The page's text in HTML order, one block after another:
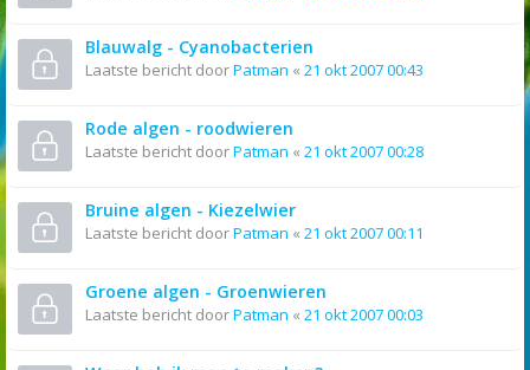
Blauwalg - Cyanobacterien
Laatste bericht doorPatman « 21 okt 2007 00:43
Rode algen - roodwieren
Laatste bericht doorPatman « 21 okt 2007 00:28
Bruine algen - Kiezelwier
Laatste bericht doorPatman « 21 okt 2007 00:11
Groene algen - Groenwieren
Laatste bericht doorPatman « 21 okt 2007 00:03